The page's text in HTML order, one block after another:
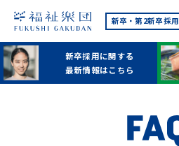
新卒・第2新卒採用
新卒採用に関する
最新情報はこちら